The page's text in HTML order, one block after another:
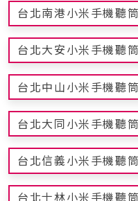
台北南港小米手機聽
台北大安小米手機聽
台北中山小米手機聽
台北大同小米手機聽
台北信義小米手機聽
台北士林小米手機聽